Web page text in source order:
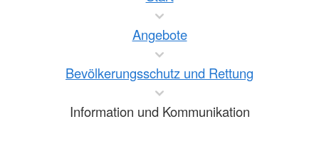
Angebote
Bevölkerungsschutz und Rettung
Information und Kommunikation